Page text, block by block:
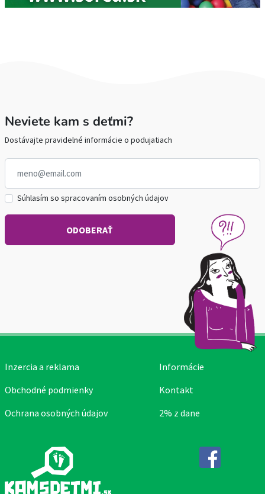
Neviete kam s deťmi?
Dostávajte pravidelné informácie o podujatiach
Súhlasím so spracovaním osobných údajov
Inzercia a reklama
Obchodné podmienky
Ochrana osobných údajov
Informácie
Kontakt
2% z dane